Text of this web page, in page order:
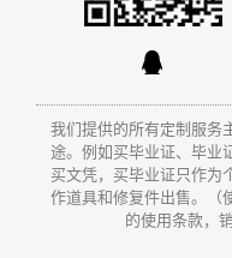
我们提供的所有定制服务
途。例如买毕业证、毕业
买文凭，买毕业证只作为
作道具和修复件出售。（
的使用条款，